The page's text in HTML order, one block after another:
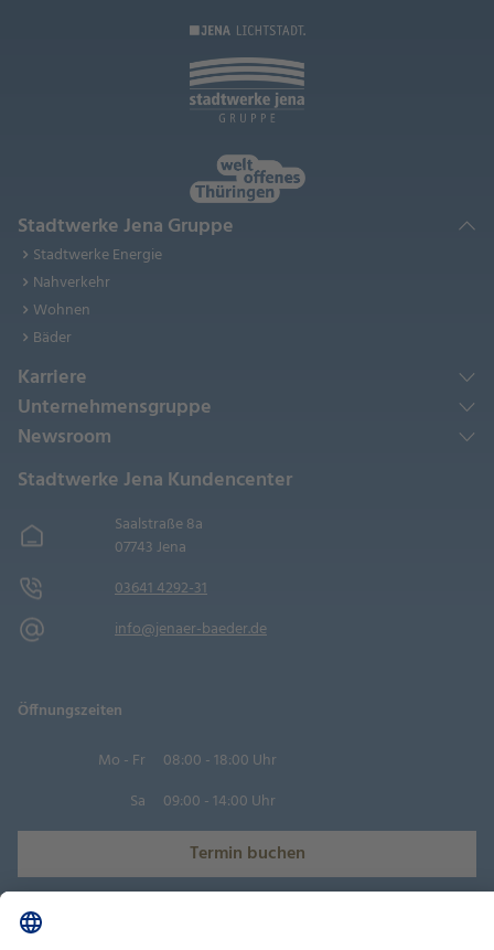
Stadtwerke Jena Gruppe
Stadtwerke Energie
Nahverkehr
Wohnen
Bäder
Karriere
Unternehmensgruppe
Newsroom
Stadtwerke Jena Kundencenter
Saalstraße 8a
07743 Jena
03641 4292-31
info@jenaer-baeder.de
Öffnungszeiten
Mo - Fr
08:00 - 18:00 Uhr
Sa
09:00 - 14:00 Uhr
Termin buchen
Datenschutz-Einstellungen